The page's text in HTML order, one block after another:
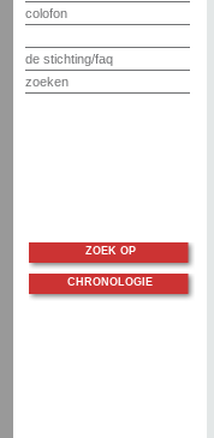
colofon
de stichting/faq
zoeken
ZOEK OP
CHRONOLOGIE